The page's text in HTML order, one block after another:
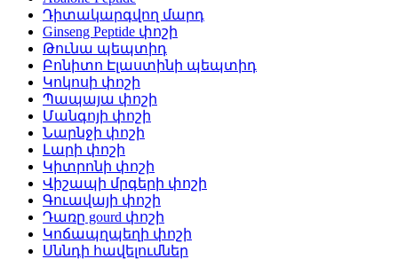
Դիտակարգվող մարդ
Ginseng Peptide փոշի
Թունա պեպտիդ
Բոնիտո Էլաստինի պեպտիդ
Կոկոսի փոշի
Պապայա փոշի
Մանգոյի փոշի
Նարնջի փոշի
Լարի փոշի
Կիտրոնի փոշի
Վիշապի մրգերի փոշի
Գուավայի փոշի
Դառը gourd փոշի
Կոճապղպեղի փոշի
Սննդի հավելումներ